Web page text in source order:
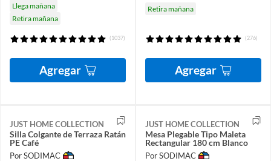
Llega mañana
Retira mañana
(1037)
Agregar
Retira mañana
(276)
Agregar
JUST HOME COLLECTION
Silla Colgante de Terraza Ratán
PE Café
Por SODIMAC
JUST HOME COLLECTION
Mesa Plegable Tipo Maleta
Rectangular 180 cm Blanco
Por SODIMAC